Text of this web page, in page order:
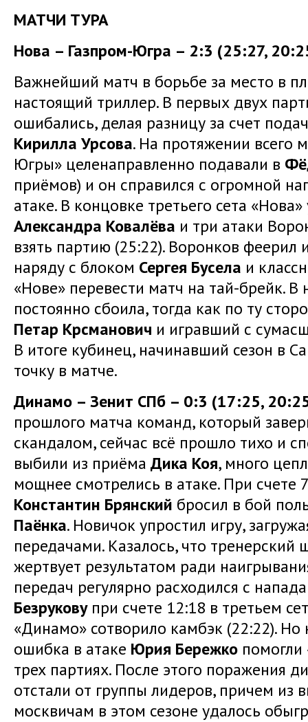
МАТЧИ ТУРА
Нова – Газпром-Югра – 2:3 (25:27,
Важнейший матч в борьбе за место в
настоящий триллер. В первых двух
ошибались, делая разницу за счет
Кирилла Урсова. На протяжении всего
Югры» целенаправленно подавали в
приёмов) и он справился с огромной
атаке. В концовке третьего сета
Александра Ковалёва и три атаки
взять партию (25:22). Воронков феерил
наряду с блоком Сергея Бусела и
«Нове» перевести матч на тай-брейк.
постоянно сбоила, тогда как по ту
Петар Крсманович и игравший с
В итоге кубинец, начинавший сезон в
точку в матче.
Динамо – Зенит СПб – 0:3 (17:25,
прошлого матча команд, который
скандалом, сейчас всё прошло тихо и
выбили из приёма Дика Коя, много
мощнее смотрелись в атаке. При счете
Константин Брянский бросил в бой
Паёнка. Новичок упростил игру,
передачами. Казалось, что
жертвует результатом ради
передач регулярно расходился с
Безруковупри счете 12:18 в третьем
«Динамо» сотворило камбэк (22:22).
ошибка в атаке Юрия Бережко помогли
трех партиях. После этого поражения
отстали от группы лидеров, причем из
москвичам в этом сезоне удалось